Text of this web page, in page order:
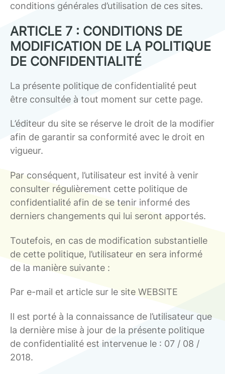
conditions générales d’utilisation de ces sites.
ARTICLE 7 : CONDITIONS DE
MODIFICATION DE LA POLITIQUE
DE CONFIDENTIALITÉ
La présente politique de confidentialité peut
être consultée à tout moment sur cette page.
L’éditeur du site se réserve le droit de la modifier
afin de garantir sa conformité avec le droit en
vigueur.
Par conséquent, l’utilisateur est invité à venir
consulter régulièrement cette politique de
confidentialité afin de se tenir informé des
derniers changements qui lui seront apportés.
Toutefois, en cas de modification substantielle
de cette politique, l’utilisateur en sera informé
de la manière suivante :
Par e-mail et article sur le site WEBSITE
Il est porté à la connaissance de l’utilisateur que
la dernière mise à jour de la présente politique
de confidentialité est intervenue le : 07 / 08 /
2018.